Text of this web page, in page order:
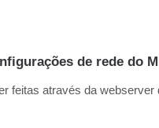
de rede do
feitas através da webserver